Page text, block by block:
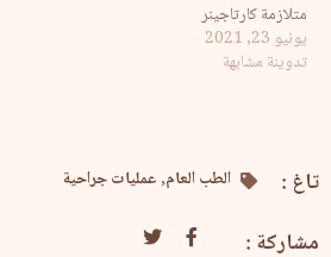
متلازمة كارتاجينر
يونيو 23, 2021
تدوينة مشابهة
تاغ : الطب العام, عمليات جراحية
مشاركة :